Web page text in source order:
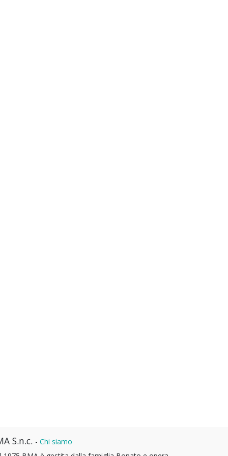
S.n.c. - Chi siamo